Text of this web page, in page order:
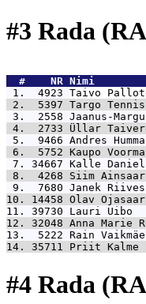
#3 Rada
  #    NR
Nimi
1.  4923 Taivo
2.  5397 Targo
3.  2558 Jaanus-
4.  2733 Üllar
5.  9466 Andres
6.  5752 Kaupo
7. 34667 Kalle
8.  4268 Siim
9.  7680 Janek
10. 14458 Olav
11. 39730 Lauri Uibo
12. 32048 Anna Marie
13.  5222 Rain
14. 35711 Priit Kalme
#4 Rada